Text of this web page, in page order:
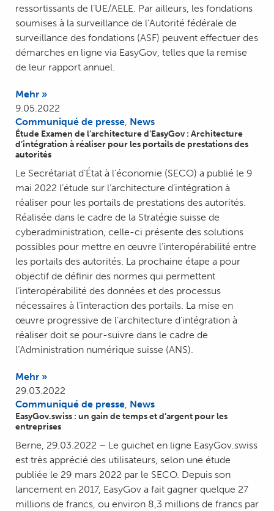
ressortissants de l’UE/AELE. Par ailleurs, les fondations
soumises à la surveillance de l’Autorité fédérale de
surveillance des fondations (ASF) peuvent effectuer des
démarches en ligne via EasyGov, telles que la remise
de leur rapport annuel.
Mehr »
9.05.2022
Communiqué de presse, News
Étude Examen de l’architecture d’EasyGov : Architecture
d’intégration à réaliser pour les portails de prestations des
autorités
Le Secrétariat d’État à l’économie (SECO) a publié le 9
mai 2022 l’étude sur l’architecture d’intégration à
réaliser pour les portails de prestations des autorités.
Réalisée dans le cadre de la Stratégie suisse de
cyberadministration, celle-ci présente des solutions
possibles pour mettre en œuvre l’interopérabilité entre
les portails des autorités. La prochaine étape a pour
objectif de définir des normes qui permettent
l’interopérabilité des données et des processus
nécessaires à l’interaction des portails. La mise en
œuvre progressive de l’architecture d’intégration à
réaliser doit se pour-suivre dans le cadre de
l’Administration numérique suisse (ANS).
Mehr »
29.03.2022
Communiqué de presse, News
EasyGov.swiss : un gain de temps et d’argent pour les
entreprises
Berne, 29.03.2022 – Le guichet en ligne EasyGov.swiss
est très apprécié des utilisateurs, selon une étude
publiée le 29 mars 2022 par le SECO. Depuis son
lancement en 2017, EasyGov a fait gagner quelque 27
millions de francs, ou environ 8,3 millions de francs par